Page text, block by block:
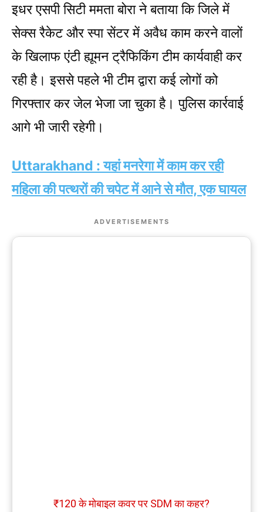
इधर एसपी सिटी ममता बोरा ने बताया कि जिले में
सेक्स रैकेट और स्पा सेंटर में अवैध काम करने वालों
के खिलाफ एंटी ह्यूमन ट्रैफिकिंग टीम कार्यवाही कर
रही है। इससे पहले भी टीम द्वारा कई लोगों को
गिरफ्तार कर जेल भेजा जा चुका है। पुलिस कार्रवाई
आगे भी जारी रहेगी।
Uttarakhand : यहां मनरेगा में काम कर रही
महिला की पत्थरों की चपेट में आने से मौत, एक घायल
ADVERTISEMENTS
₹120 के मोबाइल कवर पर SDM का कहर?